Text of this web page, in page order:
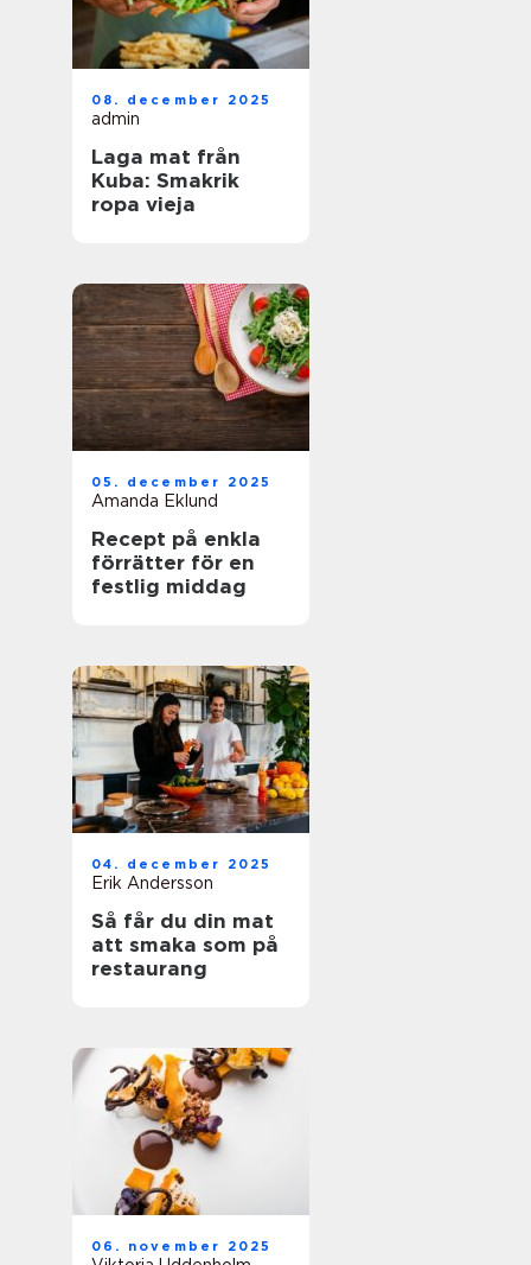
08. december 2025
admin
Laga mat från
Kuba: Smakrik
ropa vieja
05. december 2025
Amanda Eklund
Recept på enkla
förrätter för en
festlig middag
04. december 2025
Erik Andersson
Så får du din mat
att smaka som på
restaurang
06. november 2025